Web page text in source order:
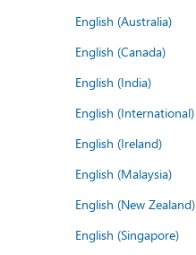
English (Australia)
English (Canada)
English (India)
English (International)
English (Ireland)
English (Malaysia)
English (New Zealand)
English (Singapore)